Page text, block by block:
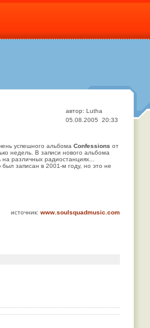
автор: Lutha
05.08.2005 20:33
успешного альбома Confessions от
недель. В записи нового альбома
различных радиостанциях...
был записан в 2001-м году, но это не
источник: www.soulsquadmusic.com